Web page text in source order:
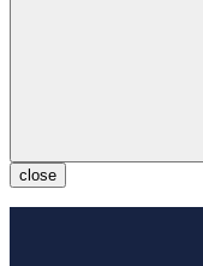
close